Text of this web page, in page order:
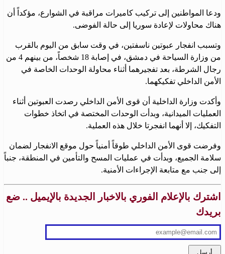
ودعا المواطنين إلى تركيب كاميرات مراقبة في الشوارع، مؤكداً أن
هناك محاولات لإعادة سوريا إلى حالة الفوضى.
وتسبب انفجار عبوتين ناسفتين، في وقت سابق من اليوم بالقرب
من وزارة السياحة في دمشق، في إصابة 18 شخصاً، من بينهم 4 من
رجال الشرطة، بعد تفجيرهما أثناء محاولة الوحدات الخاصة في
الأمن الداخلي تفكيكهما.
وأكدت وزارة الداخلية أن قوى الأمن الداخلي رصدت العبوتين أثناء
العمليات الميدانية، وبدأت الوحدات المختصة في اتخاذ خطوات
التفكيك، إلا أنهما انفجرتا خلال هذه العملية.
وفرضت قوى الأمن الداخلي طوقاً أمنياً حول موقع الانفجار لضمان
سلامة الجميع، وبدأت في عمليات المسح والتأمين في المنطقة، جنباً
إلى جنب مع متابعة الإجراءات الأمنية.
اشترك بالإعلام الفوري بالاخبار الجديدة بالإيميل .. ضع
بريدك